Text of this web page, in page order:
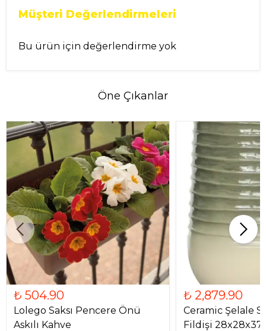
Müşteri Değerlendirmeleri
Bu ürün için değerlendirme yok
Öne Çıkanlar
₺ 504.90
Lolego Saksı Pencere Önü
Askılı Kahve
₺ 2,879.90
Ceramic Şelale
Fildişi